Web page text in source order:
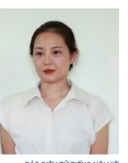
Ô tô - Xe máy